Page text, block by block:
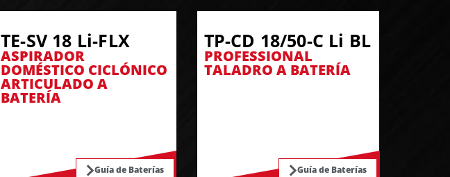
TE-SV 18 Li-FLX
ASPIRADOR
DOMÉSTICO CICLÓNICO
ARTICULADO A
BATERÍA
Guía de Baterías
TP-CD 18/50-C Li BL
PROFESSIONAL
TALADRO A BATERÍA
Guía de Baterías